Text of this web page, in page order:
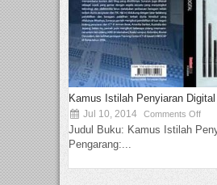
Kamus Istilah Penyiaran Digital
Jul 10, 2014 Comments Off
Judul Buku: Kamus Istilah
Pengarang:...